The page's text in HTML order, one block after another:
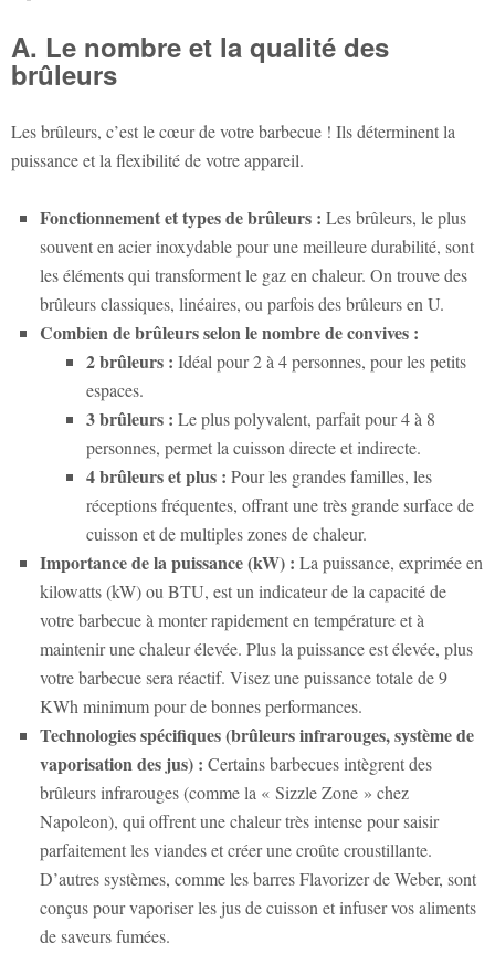
A. Le nombre et la qualité des
brûleurs
Les brûleurs, c’est le cœur de votre barbecue ! Ils déterminent la
puissance et la flexibilité de votre appareil.
Fonctionnement et types de brûleurs : Les brûleurs, le plus
souvent en acier inoxydable pour une meilleure durabilité, sont
les éléments qui transforment le gaz en chaleur. On trouve des
brûleurs classiques, linéaires, ou parfois des brûleurs en U.
Combien de brûleurs selon le nombre de convives :
2 brûleurs : Idéal pour 2 à 4 personnes, pour les petits
espaces.
3 brûleurs : Le plus polyvalent, parfait pour 4 à 8
personnes, permet la cuisson directe et indirecte.
4 brûleurs et plus : Pour les grandes familles, les
réceptions fréquentes, offrant une très grande surface de
cuisson et de multiples zones de chaleur.
Importance de la puissance (kW) : La puissance, exprimée en
kilowatts (kW) ou BTU, est un indicateur de la capacité de
votre barbecue à monter rapidement en température et à
maintenir une chaleur élevée. Plus la puissance est élevée, plus
votre barbecue sera réactif. Visez une puissance totale de 9
KWh minimum pour de bonnes performances.
Technologies spécifiques (brûleurs infrarouges, système de
vaporisation des jus) : Certains barbecues intègrent des
brûleurs infrarouges (comme la « Sizzle Zone » chez
Napoleon), qui offrent une chaleur très intense pour saisir
parfaitement les viandes et créer une croûte croustillante.
D’autres systèmes, comme les barres Flavorizer de Weber, sont
conçus pour vaporiser les jus de cuisson et infuser vos aliments
de saveurs fumées.